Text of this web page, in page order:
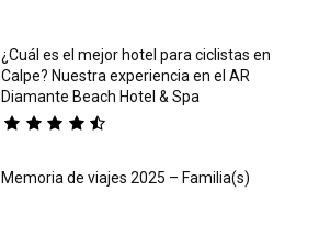
¿Cuál es el mejor hotel para ciclistas en
Calpe? Nuestra experiencia en el AR
Diamante Beach Hotel & Spa
Memoria de viajes 2025 – Familia(s)